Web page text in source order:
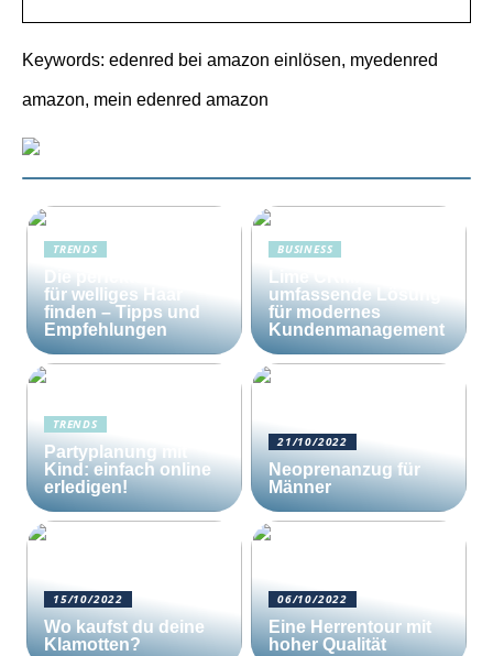
Keywords: edenred bei amazon einlösen, myedenred
amazon, mein edenred amazon
TRENDS
Die perfekte Bürste
für welliges Haar
finden – Tipps und
Empfehlungen
BUSINESS
Lime CRM: Die
umfassende Lösung
für modernes
Kundenmanagement
TRENDS
Partyplanung mit
Kind: einfach online
erledigen!
21/10/2022
Neoprenanzug für
Männer
15/10/2022
Wo kaufst du deine
Klamotten?
06/10/2022
Eine Herrentour mit
hoher Qualität